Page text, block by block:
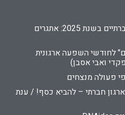
ניהול כוח אדם בארגונים חברתיים בשנת 2025: אתגרים
לחודשי השפעה ארגונית
ואבי אסבן)
פעולה מנצחים
חברתי – להביא כסף! / ענת